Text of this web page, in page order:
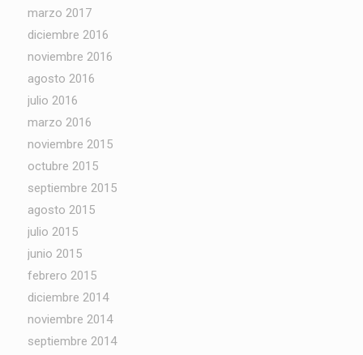
marzo 2017
diciembre 2016
noviembre 2016
agosto 2016
julio 2016
marzo 2016
noviembre 2015
octubre 2015
septiembre 2015
agosto 2015
julio 2015
junio 2015
febrero 2015
diciembre 2014
noviembre 2014
septiembre 2014